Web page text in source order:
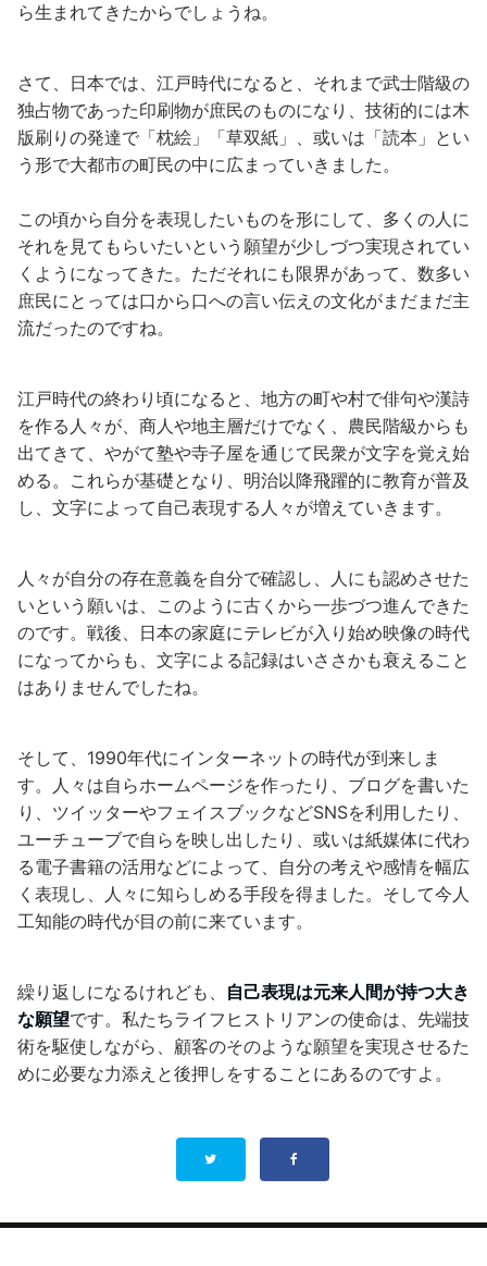
ら生まれてきたからでしょうね。
さて、日本では、江戸時代になると、それまで武士階級の
独占物であった印刷物が庶民のものになり、技術的には木
版刷りの発達で「枕絵」「草双紙」、或いは「読本」とい
う形で大都市の町民の中に広まっていきました。
この頃から自分を表現したいものを形にして、多くの人に
それを見てもらいたいという願望が少しづつ実現されてい
くようになってきた。ただそれにも限界があって、数多い
庶民にとっては口から口への言い伝えの文化がまだまだ主
流だったのですね。
江戸時代の終わり頃になると、地方の町や村で俳句や漢詩
を作る人々が、商人や地主層だけでなく、農民階級からも
出てきて、やがて塾や寺子屋を通じて民衆が文字を覚え始
める。これらが基礎となり、明治以降飛躍的に教育が普及
し、文字によって自己表現する人々が増えていきます。
人々が自分の存在意義を自分で確認し、人にも認めさせた
いという願いは、このように古くから一歩づつ進んできた
のです。戦後、日本の家庭にテレビが入り始め映像の時代
になってからも、文字による記録はいささかも衰えること
はありませんでしたね。
そして、1990年代にインターネットの時代が到来しま
す。人々は自らホームページを作ったり、ブログを書いた
り、ツイッターやフェイスブックなどSNSを利用したり、
ユーチューブで自らを映し出したり、或いは紙媒体に代わ
る電子書籍の活用などによって、自分の考えや感情を幅広
く表現し、人々に知らしめる手段を得ました。そして今人
工知能の時代が目の前に来ています。
繰り返しになるけれども、 自己表現は元来人間が持つ大き
な願望です。私たちライフヒストリアンの使命は、先端技
術を駆使しながら、顧客のそのような願望を実現させるた
めに必要な力添えと後押しをすることにあるのですよ。